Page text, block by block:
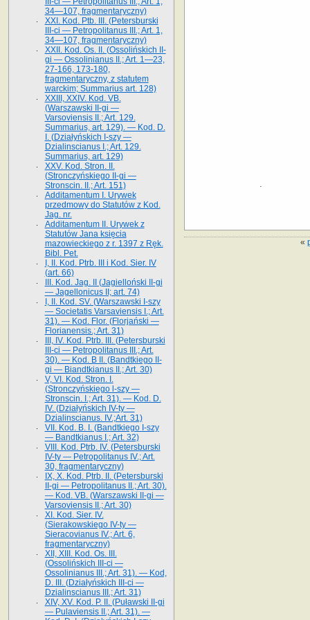
«
34—107, fragmentaryczny)
XXI. Kod. Ptb. III. (Petersburski
III-ci — Petropolitanus III.; Art. 1,
34—107, fragmentaryczny)
XXII. Kod. Os. II. (Ossolińskich II-
gi — Ossolinianus II.; Art. 1—23,
27-166, 173-180,
fragmentaryczny, z statutem
warckim; Summarius art. 128)
XXIII, XXIV. Kod. VB.
(Warszawski II-gi —
Varsoviensis II.; Art. 129.
Summarius, art. 129). — Kod. D.
I. (Działyńskich I-szy —
Dzialinscianus I.; Art. 129.
Summarius, art. 129)
XXV. Kod. Stron. II.
(Stronczyńskiego II-gi —
Stronscin. II.; Art. 151)
Additamentum I. Urywek
przedmowy do Statutów z Kod.
Jag. nr.
Additamentum II. Urywek z
Statutów Jana księcia
mazowieckiego z r. 1397 z Ręk.
Bibl. Pet.
I, II. Kod. Ptrb. III i Kod. Sier. IV
(art. 66)
III. Kod. Jag. II (Jagielloński II-gi
— Jagellonicus II; art. 74)
I, II. Kod. SV. (Warszawski I-szy
— Societatis Varsaviensis I.; Art.
31). — Kod. Flor. (Florjański —
Florianensis.; Art. 31)
III, IV. Kod. Ptrb. III. (Petersburski
III-ci — Petropolitanus III.; Art.
30). — Kod. B II. (Bandtkiego II-
gi — Biandtkianus II.; Art. 30)
V, VI. Kod. Stron. I.
(Stronczyńskiego l-szy —
Stronscin. I.; Art. 31). — Kod. D.
IV. (Działyńskich IV-ty —
Dzialinscianus. IV.;Art. 31)
VII. Kod. B. I. (Bandtkiego I-szy
— Bandtkianus I.; Art. 32)
VIII. Kod. Ptrb. IV. (Petersburski
IV-ty — Petropolitanus IV.; Art.
30, fragmentaryczny)
IX, X. Kod. Ptrb. II. (Petersburski
II-gi — Petropolitanus II.; Art. 30).
— Kod. VB. (Warszawski II-gi —
Varsoviensis II.; Art. 30)
XI. Kod. Sier. IV.
(Sierakowskiego IV-ty —
Sieracovianus IV.; Art. 6,
fragmentaryczny)
XII, XIII. Kod. Os. III.
(Ossolińskich III-ci —
Ossolinianus III.; Art. 31). — Kod,
D. III. (Działyńskich III-ci —
Dzialinscianus III.; Art. 31)
XIV, XV. Kod. P. II. (Puławski II-gi
— Pulaviensis II.; Art. 31). —